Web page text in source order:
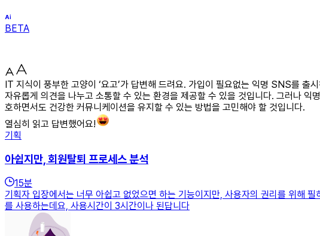
BETA
IT 지식이 풍부한 고양이 ‘요고’가 답변해 드려요. 가입이 필요없는 익명 SNS를 출
자유롭게 의견을 나누고 소통할 수 있는 환경을 제공할 수 있을 것입니다. 그러나
호하면서도 건강한 커뮤니케이션을 유지할 수 있는 방법을 고민해야 할 것입니다.
열심히 읽고 답변했어요!
기획
아쉽지만, 회원탈퇴 프로세스 분석
15분
기획자 입장에서는 너무 아쉽고 없었으면 하는 기능이지만, 사용자의 권리를 위해
를 사용하는데요, 사용시간이 3시간이나 된답니다